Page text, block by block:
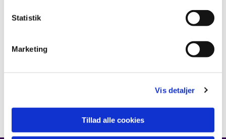
Statistik
Marketing
Vis detaljer
Tillad alle cookies